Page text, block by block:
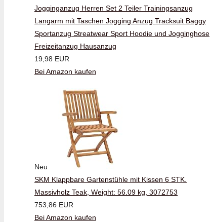
Jogginganzug Herren Set 2 Teiler Trainingsanzug
Langarm mit Taschen Jogging Anzug Tracksuit Baggy
Sportanzug Streatwear Sport Hoodie und Jogginghose
Freizeitanzug Hausanzug
19,98 EUR
Bei Amazon kaufen
Neu
SKM Klappbare Gartenstühle mit Kissen 6 STK.
Massivholz Teak, Weight: 56.09 kg, 3072753
753,86 EUR
Bei Amazon kaufen